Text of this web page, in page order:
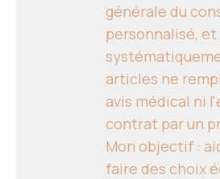
générale du
personnalisé,
articles ne
avis médical ni
contrat par un
Mon objectif :
faire des choix